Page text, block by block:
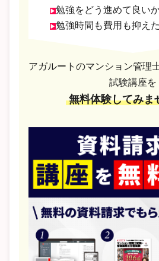
勉強をどう進めて良い
勉強時間も費用も抑え
アガルートのマンション管理
試験講座を
無料体験してみま